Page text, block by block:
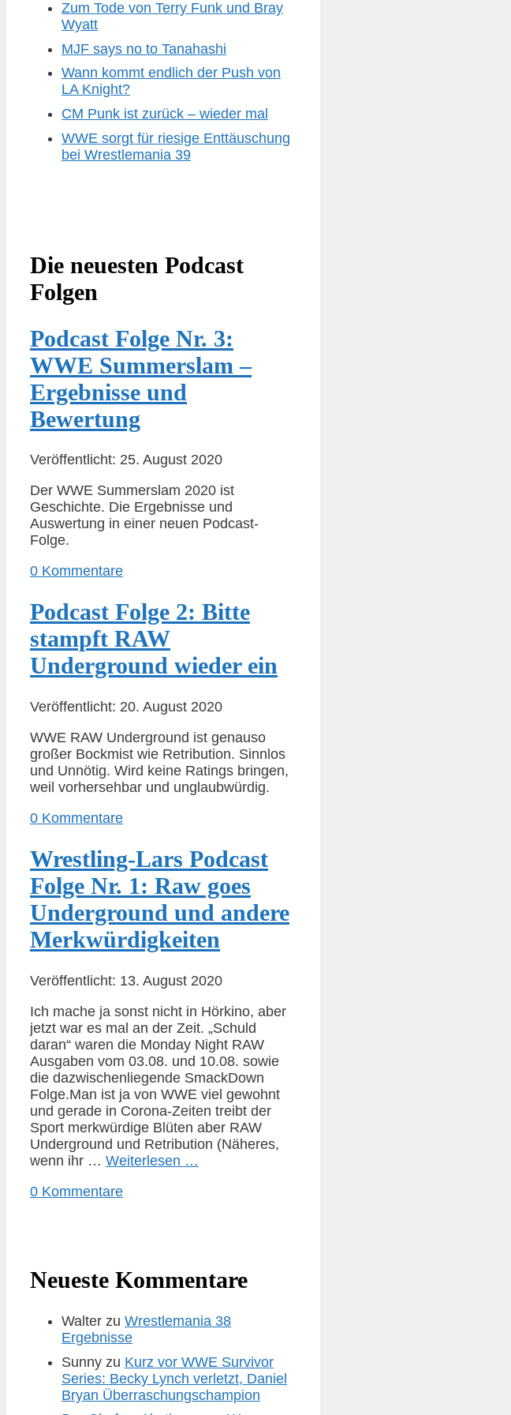
Zum Tode von Terry Funk und Bray
Wyatt
MJF says no to Tanahashi
Wann kommt endlich der Push von
LA Knight?
CM Punk ist zurück – wieder mal
WWE sorgt für riesige Enttäuschung
bei Wrestlemania 39
Die neuesten Podcast
Folgen
Podcast Folge Nr. 3:
WWE Summerslam –
Ergebnisse und
Bewertung
Veröffentlicht: 25. August 2020
Der WWE Summerslam 2020 ist
Geschichte. Die Ergebnisse und
Auswertung in einer neuen Podcast-
Folge.
0 Kommentare
Podcast Folge 2: Bitte
stampft RAW
Underground wieder ein
Veröffentlicht: 20. August 2020
WWE RAW Underground ist genauso
großer Bockmist wie Retribution. Sinnlos
und Unnötig. Wird keine Ratings bringen,
weil vorhersehbar und unglaubwürdig.
0 Kommentare
Wrestling-Lars Podcast
Folge Nr. 1: Raw goes
Underground und andere
Merkwürdigkeiten
Veröffentlicht: 13. August 2020
Ich mache ja sonst nicht in Hörkino, aber
jetzt war es mal an der Zeit. „Schuld
daran“ waren die Monday Night RAW
Ausgaben vom 03.08. und 10.08. sowie
die dazwischenliegende SmackDown
Folge.Man ist ja von WWE viel gewohnt
und gerade in Corona-Zeiten treibt der
Sport merkwürdige Blüten aber RAW
Underground und Retribution (Näheres,
wenn ihr … Weiterlesen …
0 Kommentare
Neueste Kommentare
Walter zu Wrestlemania 38
Ergebnisse
Sunny zu Kurz vor WWE Survivor
Series: Becky Lynch verletzt, Daniel
Bryan Überraschungschampion